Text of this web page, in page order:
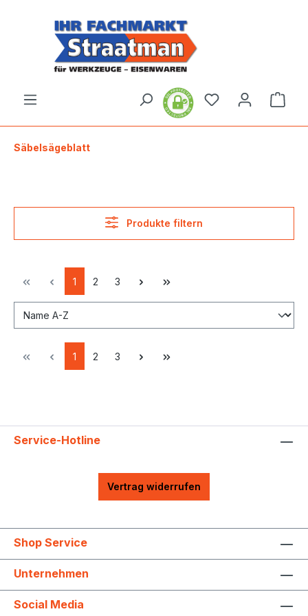
Säbelsägeblatt
Produkte filtern
1 2 3
1 2 3
Service-Hotline
Vertrag widerrufen
Shop Service
Unternehmen
Social Media